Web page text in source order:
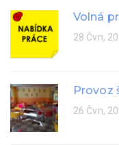
Volná
28 Čvn,
Provoz
26 Čvn,